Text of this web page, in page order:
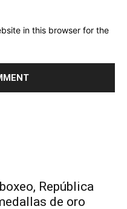
in this browser for the
República
de oro